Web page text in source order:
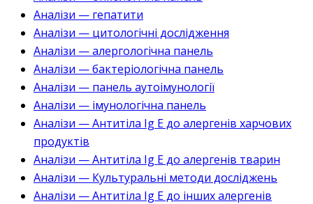
Аналізи — гепатити
Аналізи — цитологічні дослідження
Аналізи — алергологічна панель
Аналізи — бактеріологічна панель
Аналізи — панель аутоімунології
Аналізи — імунологічна панель
Аналізи — Антитіла Ig E до алергенів харчових
продуктів
Аналізи — Антитіла Ig E до алергенів тварин
Аналізи — Культуральні методи досліджень
Аналізи — Антитіла Ig E до інших алергенів